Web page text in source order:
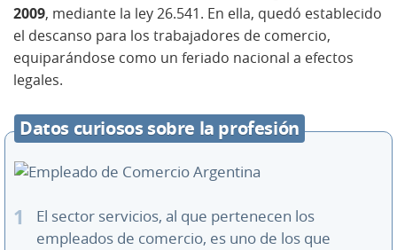
2009, mediante la ley 26.541. En ella, quedó establecido
el descanso para los trabajadores de comercio,
equiparándose como un feriado nacional a efectos
legales.
Datos curiosos sobre la profesión
El sector servicios, al que pertenecen los
empleados de comercio, es uno de los que